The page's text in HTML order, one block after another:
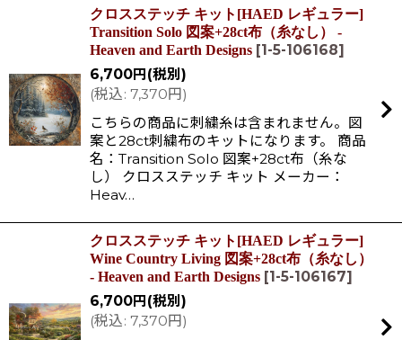
クロスステッチ キット[HAED レギュラー]
Transition Solo 図案+28ct布（糸なし） -
Heaven and Earth Designs [1-5-106168]
6,700円 (税別)
(税込: 7,370円 )
こちらの商品に刺繍糸は含まれません。図
案と28ct刺繍布のキットになります。 商品
名：Transition Solo 図案+28ct布（糸な
し） クロスステッチ キット メーカー：
Heav…
クロスステッチ キット[HAED レギュラー]
Wine Country Living 図案+28ct布（糸なし）
- Heaven and Earth Designs [1-5-106167]
6,700円 (税別)
(税込: 7,370円 )